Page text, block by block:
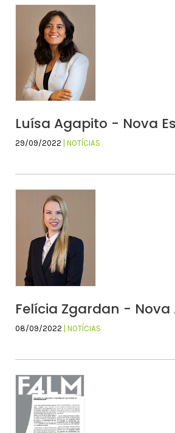
Luísa Agapito - Nova
29/09/2022 | NOTÍCIAS
Felícia Zgardan - Nova
08/09/2022 | NOTÍCIAS